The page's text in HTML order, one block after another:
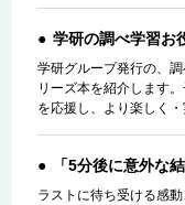
学研の調べ学習お
学研グループ発行の、
リーズ本を紹介します
を応援し、より楽しく
「5分後に意外な
ラストに待ち受ける感